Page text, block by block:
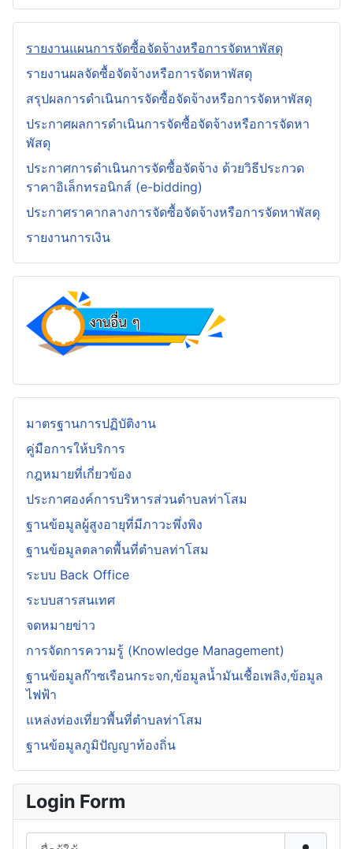
รายงานแผนการจัดซื้อจัดจ้างหรือการจัดหาพัสดุ
รายงานผลจัดซื้อจัดจ้างหรือการจัดหาพัสดุ
สรุปผลการดำเนินการจัดซื้อจัดจ้างหรือการจัดหาพัสดุ
ประกาศผลการดำเนินการจัดซื้อจัดจ้างหรือการจัดหา
พัสดุ
ประกาศการดำเนินการจัดซื้อจัดจ้าง ด้วยวิธีประกวด
ราคาอิเล็กทรอนิกส์ (e-bidding)
ประกาศราคากลางการจัดซื้อจัดจ้างหรือการจัดหาพัสดุ
รายงานการเงิน
มาตรฐานการปฏิบัติงาน
คู่มือการให้บริการ
กฎหมายที่เกี่ยวข้อง
ประกาศองค์การบริหารส่วนตำบลท่าโสม
ฐานข้อมูลผู้สูงอายุที่มีภาวะพึ่งพิง
ฐานข้อมูลตลาดพื้นที่ตำบลท่าโสม
ระบบ Back Office
ระบบสารสนเทศ
จดหมายข่าว
การจัดการความรู้ (Knowledge Management)
ฐานข้อมูลก๊าซเรือนกระจก,ข้อมูลน้ำมันเชื้อเพลิง,ข้อมูล
ไฟฟ้า
แหล่งท่องเที่ยวพื้นที่ตำบลท่าโสม
ฐานข้อมูลภูมิปัญญาท้องถิ่น
Login Form
ชื่อผู้ใช้